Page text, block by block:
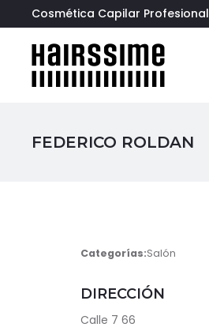
Cosmética Capilar Profesional
FEDERICO ROLDAN
Categorías:Salón
DIRECCIÓN
Calle 7 66